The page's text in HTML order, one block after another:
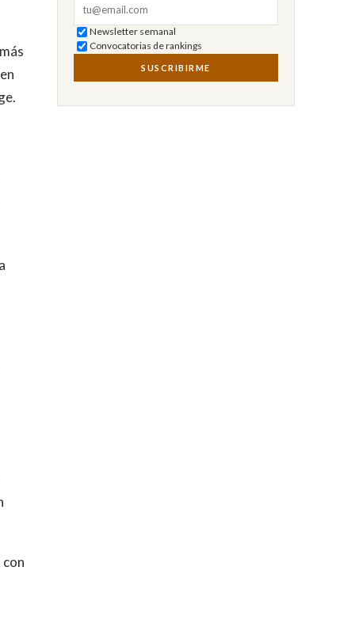
Newsletter semanal
Convocatorias de rankings
SUSCRIBIRME